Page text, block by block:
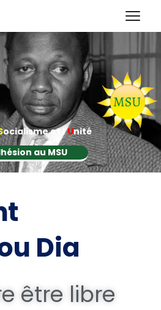
ocialisme et l'Unité
au MSU
Dia
être libre